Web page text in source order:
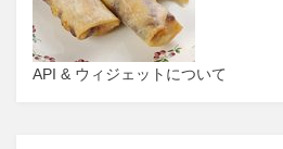
API & ウィジェットについて